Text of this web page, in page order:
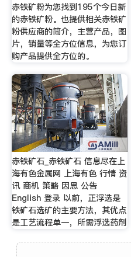
赤铁矿粉为您找到195个今日新
的赤铁矿粉。也提供相关赤铁矿
粉供应商的简介，主营产品，图
片，销量等全方位信息，为您订
购产品提供全方位的。
赤铁矿石_赤铁矿石 信息尽在上
海有色金属网 上海有色 行情 资
讯 商机 策略 因思 公告
English 登录 以前，正浮选是
铁矿石选矿的主要方法，其优点
是工艺流程单一，所需浮选药剂